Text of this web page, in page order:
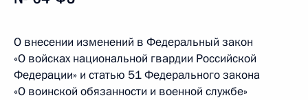
О внесении изменений в Федеральный закон
«О войсках национальной гвардии Российской
Федерации» и статью 51 Федерального закона
«О воинской обязанности и военной службе»